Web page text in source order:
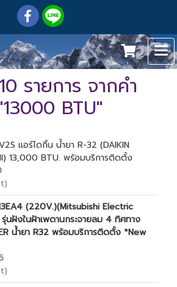
รายการ จากคำ
BTU"
แอร์ไดกิ้น น้ำยา R-32 (DAIKIN
II) 13,000 BTU. พร้อมบริการติดตั้ง
(220V.)(Mitsubishi Electric
รุ่นฝังในฝ้าเพดานกระจายลม 4 ทิศทาง
น้ำยา R32 พร้อมบริการติดตั้ง *New